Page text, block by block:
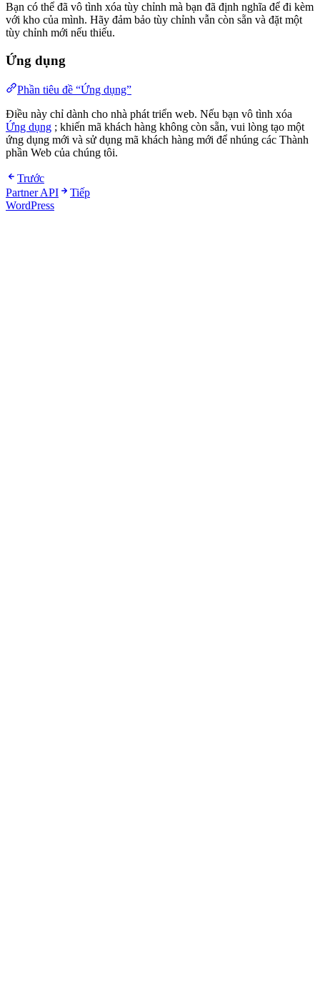
Bạn có thể đã vô tình xóa tùy chỉnh mà bạn đã định nghĩa để đi kèm
với kho của mình. Hãy đảm bảo tùy chỉnh vẫn còn sẵn và đặt một
tùy chỉnh mới nếu thiếu.
Ứng dụng
Phần tiêu đề “Ứng dụng”
Điều này chỉ dành cho nhà phát triển web. Nếu bạn vô tình xóa
Ứng dụng ; khiến mã khách hàng không còn sẵn, vui lòng tạo một
ứng dụng mới và sử dụng mã khách hàng mới để nhúng các Thành
phần Web của chúng tôi.
Trước
Partner API
Tiếp
WordPress